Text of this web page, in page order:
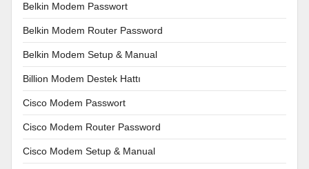
Belkin Modem Passwort
Belkin Modem Router Password
Belkin Modem Setup & Manual
Billion Modem Destek Hattı
Cisco Modem Passwort
Cisco Modem Router Password
Cisco Modem Setup & Manual